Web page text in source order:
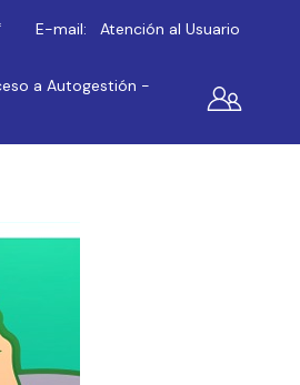
E-mail: Atención al Usuario
a Autogestión -